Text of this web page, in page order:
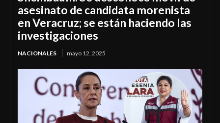
asesinato de candidata morenista
en Veracruz; se están haciendo las
investigaciones
NACIONALES mayo 12, 2025